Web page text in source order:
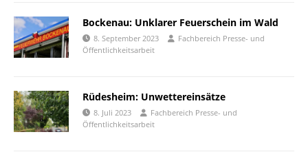
Bockenau: Unklarer Feuerschein im Wald
8. September 2023
Fachbereich Presse- und
Öffentlichkeitsarbeit
Rüdesheim: Unwettereinsätze
8. Juli 2023
Fachbereich Presse- und
Öffentlichkeitsarbeit